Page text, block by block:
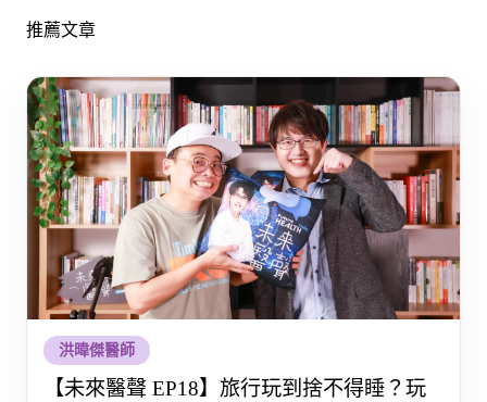
推薦文章
洪暐傑醫師
【未來醫聲 EP18】旅行玩到捨不得睡？玩